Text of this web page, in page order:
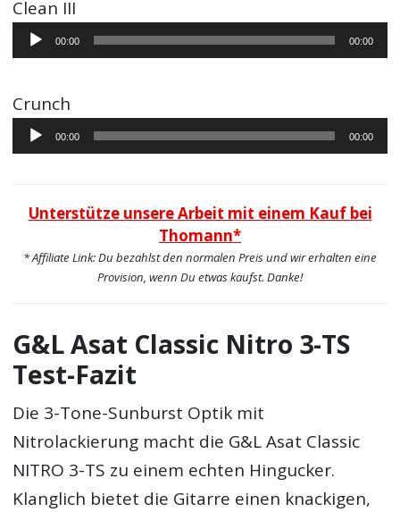
Clean III
Audio-
Player
00:00 00:00
Crunch
Audio-
Player
00:00 00:00
Unterstütze unsere Arbeit mit einem Kauf bei
Thomann*
* Affiliate Link: Du bezahlst den normalen Preis und wir erhalten eine
Provision, wenn Du etwas kaufst. Danke!
G&L Asat Classic Nitro 3-TS
Test-Fazit
Die 3-Tone-Sunburst Optik mit
Nitrolackierung macht die G&L Asat Classic
NITRO 3-TS zu einem echten Hingucker.
Klanglich bietet die Gitarre einen knackigen,